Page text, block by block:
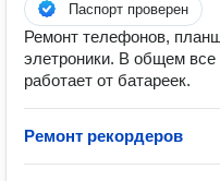
Паспорт проверен
Ремонт телефонов,
элетроники. В общем все
работает от батареек.
Ремонт рекордеров